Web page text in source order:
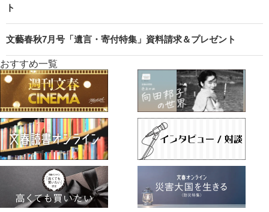
ト
文藝春秋7月号「遺言・寄付特集」資料請求＆プレゼント
おすすめ一覧